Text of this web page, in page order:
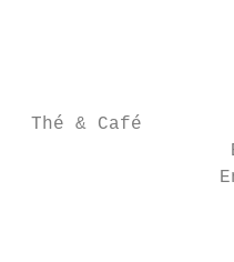
Thé & Café